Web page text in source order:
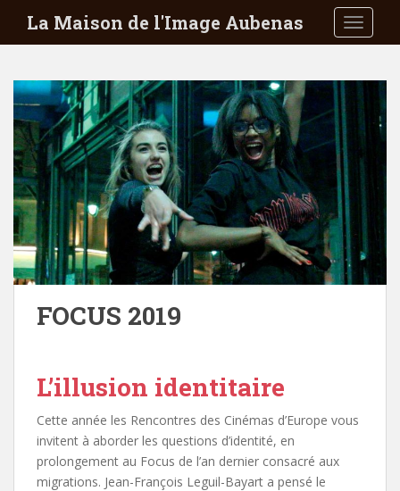
i
La Maison de l'Image Aubenas
FOCUS 2019
L’illusion identitaire
Cette année les Rencontres des Cinémas d’Europe vous
invitent à aborder les questions d’identité, en
prolongement au Focus de l’an dernier consacré aux
migrations. Jean-François Leguil-Bayart a pensé le